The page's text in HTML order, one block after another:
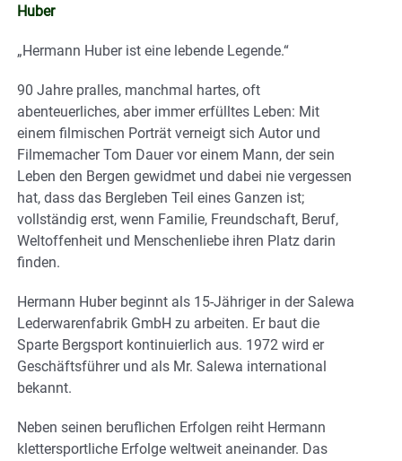
Huber
„Hermann Huber ist eine lebende Legende.“
90 Jahre pralles, manchmal hartes, oft
abenteuerliches, aber immer erfülltes Leben: Mit
einem filmischen Porträt verneigt sich Autor und
Filmemacher Tom Dauer vor einem Mann, der sein
Leben den Bergen gewidmet und dabei nie vergessen
hat, dass das Bergleben Teil eines Ganzen ist;
vollständig erst, wenn Familie, Freundschaft, Beruf,
Weltoffenheit und Menschenliebe ihren Platz darin
finden.
Hermann Huber beginnt als 15-Jähriger in der Salewa
Lederwarenfabrik GmbH zu arbeiten. Er baut die
Sparte Bergsport kontinuierlich aus. 1972 wird er
Geschäftsführer und als Mr. Salewa international
bekannt.
Neben seinen beruflichen Erfolgen reiht Hermann
klettersportliche Erfolge weltweit aneinander. Das